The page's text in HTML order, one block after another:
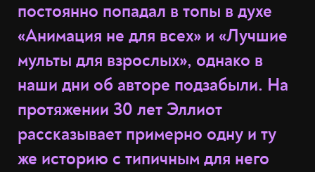
постоянно попадал в топы в духе
«Анимация не для всех» и «Лучшие
мульты для взрослых», однако в
наши дни об авторе подзабыли. На
протяжении 30 лет Эллиот
рассказывает примерно одну и ту
же историю с типичным для него